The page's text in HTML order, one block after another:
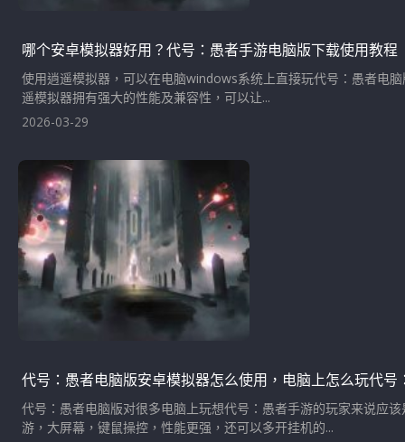
哪个安卓模拟器好用？代号：愚者手游电脑版下载使用教程
使用逍遥模拟器，可以在电脑windows系统上直接玩代号：愚者电
遥模拟器拥有强大的性能及兼容性，可以让...
2026-03-29
代号：愚者电脑版安卓模拟器怎么使用，电脑上怎么玩代号
代号：愚者电脑版对很多电脑上玩想代号：愚者手游的玩家来说应
游，大屏幕，键鼠操控，性能更强，还可以多开挂机的...